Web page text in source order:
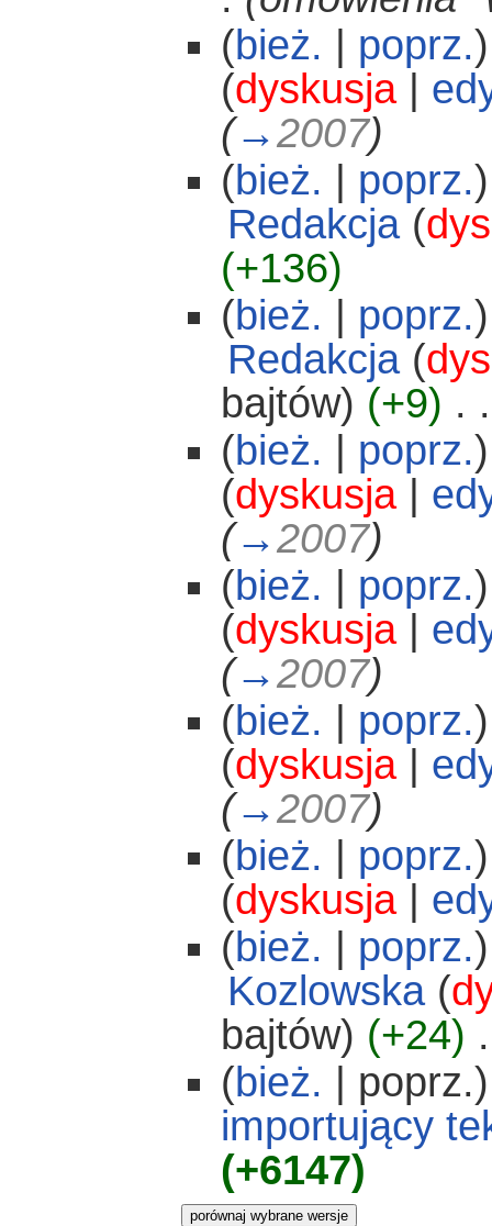
(bież. poprz.)
(dyskusja|
(→2007)
(bież. poprz.)
Redakcja (
(+136)
(bież. poprz.)
Redakcja (
bajtów) (+9) . .
(bież. poprz.)
(dyskusja|
(→2007)
(bież. poprz.)
(dyskusja|
(→2007)
(bież. poprz.)
(dyskusja|
(→2007)
(bież. poprz.)
(dyskusja|
(bież. poprz.)
Kozlowska (
bajtów) (+24)
(bież. | poprz.)
importujący
(+6147)